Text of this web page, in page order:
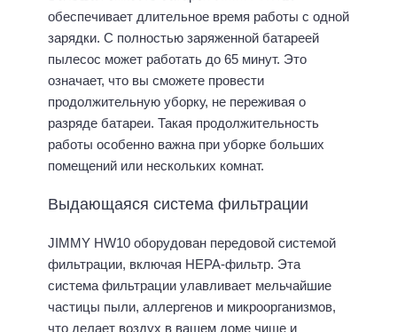
обеспечивает длительное время работы с одной
зарядки. С полностью заряженной батареей
пылесос может работать до 65 минут. Это
означает, что вы сможете провести
продолжительную уборку, не переживая о
разряде батареи. Такая продолжительность
работы особенно важна при уборке больших
помещений или нескольких комнат.
Выдающаяся система фильтрации
JIMMY HW10 оборудован передовой системой
фильтрации, включая HEPA-фильтр. Эта
система фильтрации улавливает мельчайшие
частицы пыли, аллергенов и микроорганизмов,
что делает воздух в вашем доме чище и